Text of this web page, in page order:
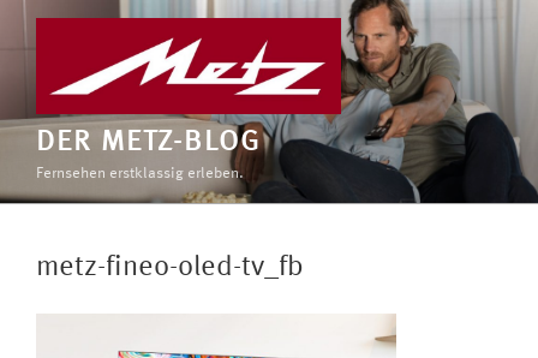
DER METZ-BLOG
Fernsehen erstklassig erleben.
metz-fineo-oled-tv_fb